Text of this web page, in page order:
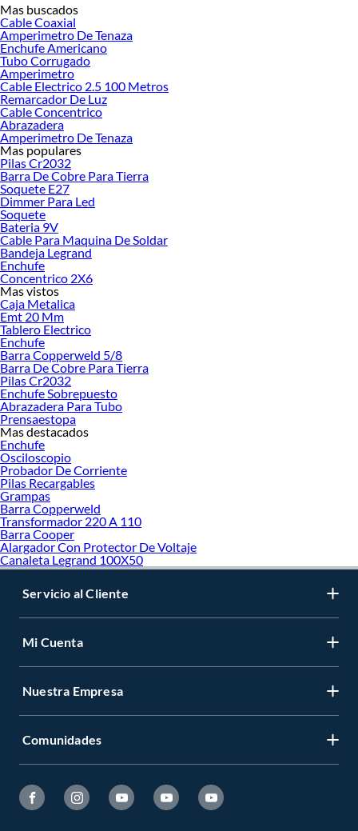
Desde remodelaciones hasta proyectos de decoración, estamos aquí para hacer
tus ideas realidad. ¡Visítanos y encuentra todo lo que tenemos para ofrecerte en
Paneles y Generadores solares!
Explora la variedad de productos de Paneles y Generadores solares en
Sodimac
Herramientas, materiales y accesorios de calidad para tus proyectos y
renovación de espacios. ¡Visítanos y descubre todo lo que tenemos para
ofrecerte!
Encuentra una amplia variedad de productos de Paneles y Generadores solares
en Sodimac. Encuentra todo lo necesario para tus proyectos de renovación y
decoración. ¡Visítanos y haz tus ideas realidad!
Mas buscados
Cable Coaxial
Amperimetro De Tenaza
Enchufe Americano
Tubo Corrugado
Amperimetro
Cable Electrico 2.5 100 Metros
Remarcador De Luz
Cable Concentrico
Abrazadera
Amperimetro De Tenaza
Mas populares
Pilas Cr2032
Barra De Cobre Para Tierra
Soquete E27
Dimmer Para Led
Soquete
Bateria 9V
Cable Para Maquina De Soldar
Bandeja Legrand
Enchufe
Concentrico 2X6
Mas vistos
Caja Metalica
Emt 20 Mm
Tablero Electrico
Enchufe
Barra Copperweld 5/8
Barra De Cobre Para Tierra
Pilas Cr2032
Enchufe Sobrepuesto
Abrazadera Para Tubo
Prensaestopa
Mas destacados
Enchufe
Osciloscopio
Probador De Corriente
Pilas Recargables
Grampas
Barra Copperweld
Transformador 220 A 110
Barra Cooper
Alargador Con Protector De Voltaje
Canaleta Legrand 100X50
Servicio al Cliente
Mi Cuenta
Nuestra Empresa
Comunidades